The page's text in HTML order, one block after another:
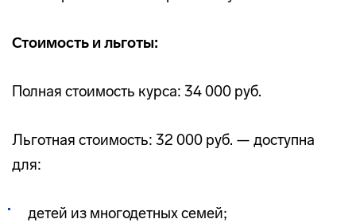
Стоимость и льготы:
Полная стоимость курса: 34 000 руб.
Льготная стоимость: 32 000 руб. — доступна
для:
детей из многодетных семей;